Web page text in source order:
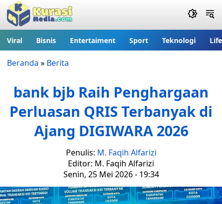
Viral Bisnis Entertaiment Sport Teknologi
Beranda » Berita
bank bjb Raih Penghargaan
Perluasan QRIS Terbanyak di
Ajang DIGIWARA 2026
Penulis: M. Faqih Alfarizi
Editor: M. Faqih Alfarizi
Senin, 25 Mei 2026 - 19:34